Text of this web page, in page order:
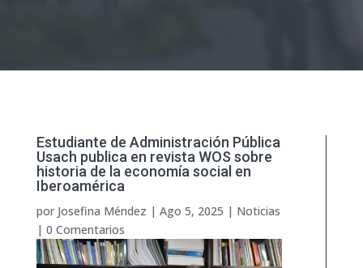
Estudiante de Administración Pública
Usach publica en revista WOS sobre
historia de la economía social en
Iberoamérica
por Josefina Méndez | Ago 5, 2025 | Noticias
| 0 Comentarios